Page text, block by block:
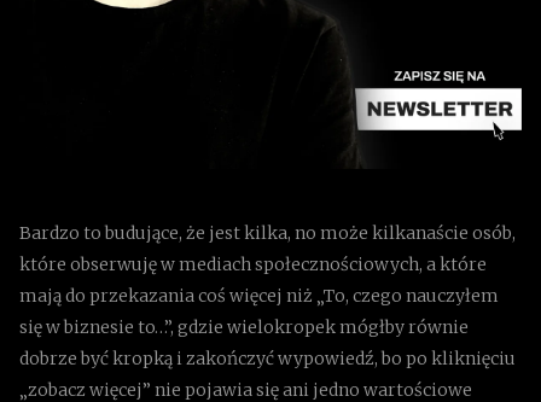
Bardzo to budujące, że jest kilka, no może kilkanaście osób,
które obserwuję w mediach społecznościowych, a które
mają do przekazania coś więcej niż „To, czego nauczyłem
się w biznesie to…”, gdzie wielokropek mógłby równie
dobrze być kropką i zakończyć wypowiedź, bo po kliknięciu
„zobacz więcej” nie pojawia się ani jedno wartościowe